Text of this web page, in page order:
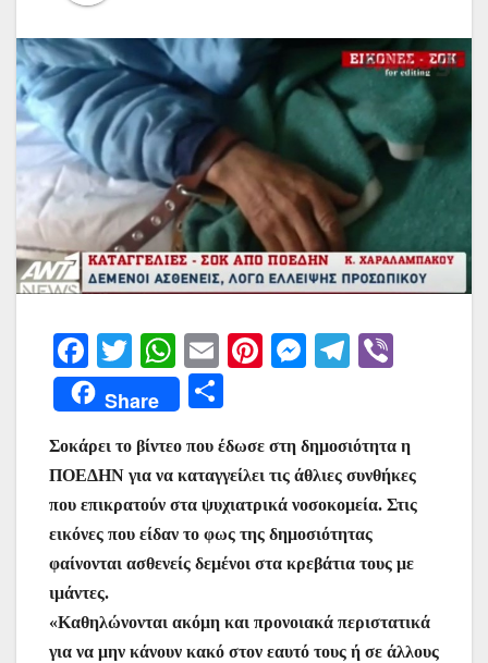
F
a
c
e
b
o
o
k
T
w
itt
er
W
h
at
s
A
p
p
E
m
ai
l
Pi
e
st
M
s
e
n
g
T
gr
a
m
Share
ρ
α
σ
τε
ε
Σοκάρει το βίντεο που έδωσε στη δημοσιότητα η
ΠΟΕΔΗΝ για να καταγγείλει τις άθλιες συνθήκες
που επικρατούν στα ψυχιατρικά νοσοκομεία. Στις
εικόνες που είδαν το φως της δημοσιότητας
φαίνονται ασθενείς δεμένοι στα κρεβάτια τους με
ιμάντες.
«Καθηλώνονται ακόμη και προνοιακά περιστατικά
για να μην κάνουν κακό στον εαυτό τους ή σε άλλους